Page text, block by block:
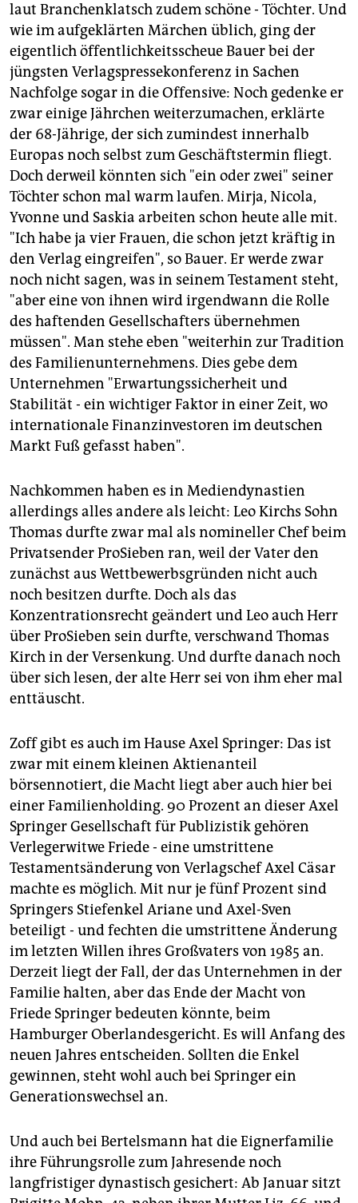
laut Branchenklatsch zudem schöne - Töchter. Und
wie im aufgeklärten Märchen üblich, ging der
eigentlich öffentlichkeitsscheue Bauer bei der
jüngsten Verlagspressekonferenz in Sachen
Nachfolge sogar in die Offensive: Noch gedenke er
zwar einige Jährchen weiterzumachen, erklärte
der 68-Jährige, der sich zumindest innerhalb
Europas noch selbst zum Geschäftstermin fliegt.
Doch derweil könnten sich "ein oder zwei" seiner
Töchter schon mal warm laufen. Mirja, Nicola,
Yvonne und Saskia arbeiten schon heute alle mit.
"Ich habe ja vier Frauen, die schon jetzt kräftig in
den Verlag eingreifen", so Bauer. Er werde zwar
noch nicht sagen, was in seinem Testament steht,
"aber eine von ihnen wird irgendwann die Rolle
des haftenden Gesellschafters übernehmen
müssen". Man stehe eben "weiterhin zur Tradition
des Familienunternehmens. Dies gebe dem
Unternehmen "Erwartungssicherheit und
Stabilität - ein wichtiger Faktor in einer Zeit, wo
internationale Finanzinvestoren im deutschen
Markt Fuß gefasst haben".
Nachkommen haben es in Mediendynastien
allerdings alles andere als leicht: Leo Kirchs Sohn
Thomas durfte zwar mal als nomineller Chef beim
Privatsender ProSieben ran, weil der Vater den
zunächst aus Wettbewerbsgründen nicht auch
noch besitzen durfte. Doch als das
Konzentrationsrecht geändert und Leo auch Herr
über ProSieben sein durfte, verschwand Thomas
Kirch in der Versenkung. Und durfte danach noch
über sich lesen, der alte Herr sei von ihm eher mal
enttäuscht.
Zoff gibt es auch im Hause Axel Springer: Das ist
zwar mit einem kleinen Aktienanteil
börsennotiert, die Macht liegt aber auch hier bei
einer Familienholding. 90 Prozent an dieser Axel
Springer Gesellschaft für Publizistik gehören
Verlegerwitwe Friede - eine umstrittene
Testamentsänderung von Verlagschef Axel Cäsar
machte es möglich. Mit nur je fünf Prozent sind
Springers Stiefenkel Ariane und Axel-Sven
beteiligt - und fechten die umstrittene Änderung
im letzten Willen ihres Großvaters von 1985 an.
Derzeit liegt der Fall, der das Unternehmen in der
Familie halten, aber das Ende der Macht von
Friede Springer bedeuten könnte, beim
Hamburger Oberlandesgericht. Es will Anfang des
neuen Jahres entscheiden. Sollten die Enkel
gewinnen, steht wohl auch bei Springer ein
Generationswechsel an.
Und auch bei Bertelsmann hat die Eignerfamilie
ihre Führungsrolle zum Jahresende noch
langfristiger dynastisch gesichert: Ab Januar sitzt